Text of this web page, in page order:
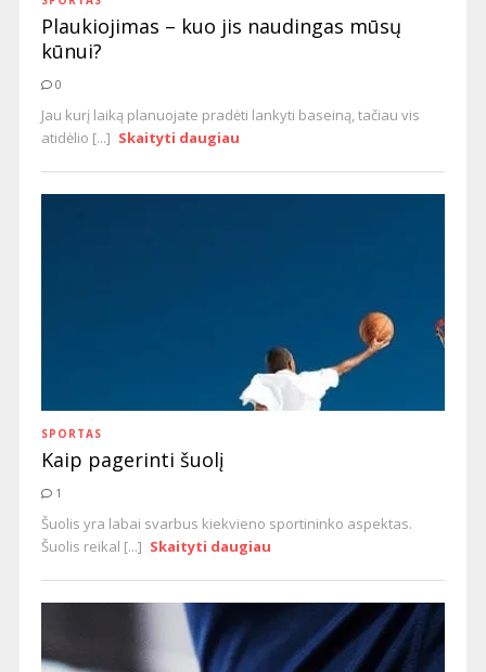
Plaukiojimas – kuo jis naudingas mūsų
kūnui?
0
Jau kurį laiką planuojate pradėti lankyti baseiną, tačiau vis
atidėlio [...] Skaityti daugiau
SPORTAS
Kaip pagerinti šuolį
1
Šuolis yra labai svarbus kiekvieno sportininko aspektas.
Šuolis reikal [...] Skaityti daugiau